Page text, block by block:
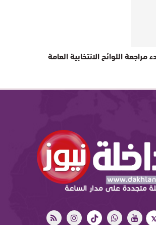
مراجعة اللوائح الانتخابية العامة